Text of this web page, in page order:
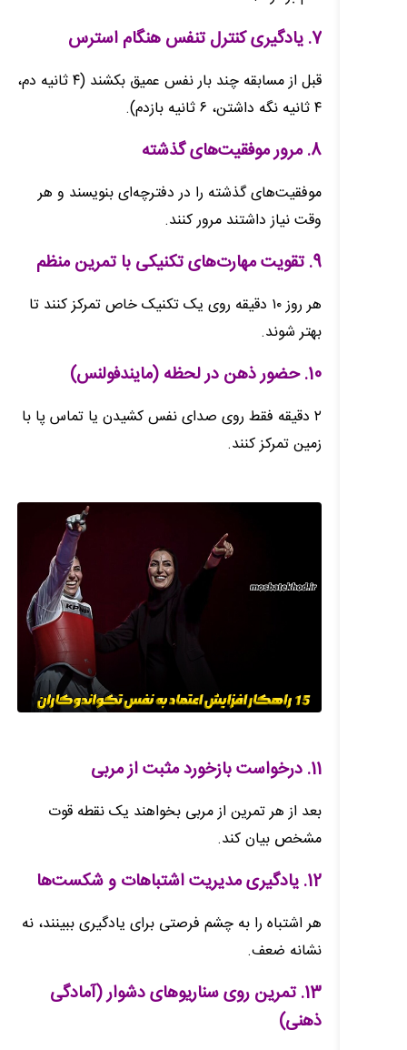
7. یادگیری کنترل تنفس هنگام استرس
قبل از مسابقه چند بار نفس عمیق بکشند (۴ ثانیه دم،
۴ ثانیه نگه داشتن، ۶ ثانیه بازدم).
8. مرور موفقیت‌های گذشته
موفقیت‌های گذشته را در دفترچه‌ای بنویسند و هر
وقت نیاز داشتند مرور کنند.
9. تقویت مهارت‌های تکنیکی با تمرین منظم
هر روز ۱۰ دقیقه روی یک تکنیک خاص تمرکز کنند تا
بهتر شوند.
10. حضور ذهن در لحظه (مایندفولنس)
۲ دقیقه فقط روی صدای نفس کشیدن یا تماس پا با
زمین تمرکز کنند.
11. درخواست بازخورد مثبت از مربی
بعد از هر تمرین از مربی بخواهند یک نقطه قوت
مشخص بیان کند.
12. یادگیری مدیریت اشتباهات و شکست‌ها
هر اشتباه را به چشم فرصتی برای یادگیری ببینند، نه
نشانه ضعف.
13. تمرین روی سناریوهای دشوار (آمادگی
ذهنی)